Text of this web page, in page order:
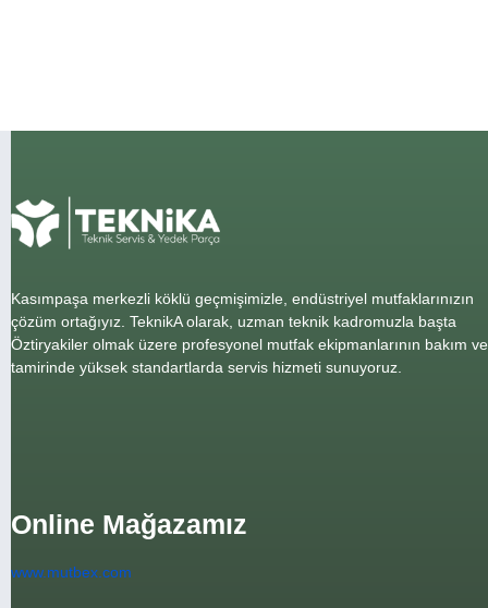
Kasımpaşa merkezli köklü geçmişimizle, endüstriyel mutfaklarınızın
çözüm ortağıyız. TeknikA olarak, uzman teknik kadromuzla başta
Öztiryakiler olmak üzere profesyonel mutfak ekipmanlarının bakım ve
tamirinde yüksek standartlarda servis hizmeti sunuyoruz.
Online Mağazamız
www.mutbex.com